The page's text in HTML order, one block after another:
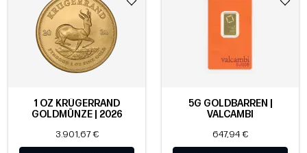
1 OZ KRÜGERRAND
GOLDMÜNZE | 2026
3.901,67 €
5G GOLDBARREN |
VALCAMBI
647,94 €